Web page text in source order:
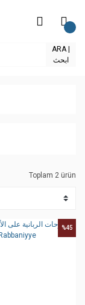
ARA |
ابحث
Toplam 2 ürün
%45